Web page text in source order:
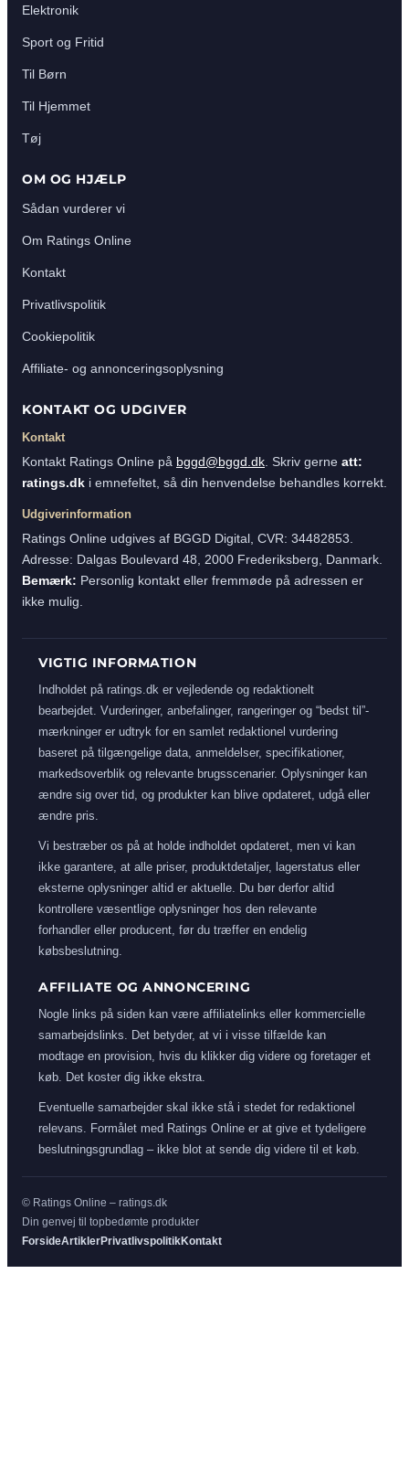
Elektronik
Sport og Fritid
Til Børn
Til Hjemmet
Tøj
OM OG HJÆLP
Sådan vurderer vi
Om Ratings Online
Kontakt
Privatlivspolitik
Cookiepolitik
Affiliate- og annonceringsoplysning
KONTAKT OG UDGIVER
Kontakt
Kontakt Ratings Online på bggd@bggd.dk . Skriv gerne att:
ratings.dk i emnefeltet, så din henvendelse behandles korrekt.
Udgiverinformation
Ratings Online udgives af BGGD Digital, CVR: 34482853.
Adresse: Dalgas Boulevard 48, 2000 Frederiksberg, Danmark.
Bemærk: Personlig kontakt eller fremmøde på adressen er
ikke mulig.
VIGTIG INFORMATION
Indholdet på ratings.dk er vejledende og redaktionelt
bearbejdet. Vurderinger, anbefalinger, rangeringer og “bedst til”-
mærkninger er udtryk for en samlet redaktionel vurdering
baseret på tilgængelige data, anmeldelser, specifikationer,
markedsoverblik og relevante brugsscenarier. Oplysninger kan
ændre sig over tid, og produkter kan blive opdateret, udgå eller
ændre pris.
Vi bestræber os på at holde indholdet opdateret, men vi kan
ikke garantere, at alle priser, produktdetaljer, lagerstatus eller
eksterne oplysninger altid er aktuelle. Du bør derfor altid
kontrollere væsentlige oplysninger hos den relevante
forhandler eller producent, før du træffer en endelig
købsbeslutning.
AFFILIATE OG ANNONCERING
Nogle links på siden kan være affiliatelinks eller kommercielle
samarbejdslinks. Det betyder, at vi i visse tilfælde kan
modtage en provision, hvis du klikker dig videre og foretager et
køb. Det koster dig ikke ekstra.
Eventuelle samarbejder skal ikke stå i stedet for redaktionel
relevans. Formålet med Ratings Online er at give et tydeligere
beslutningsgrundlag – ikke blot at sende dig videre til et køb.
© Ratings Online – ratings.dk
Din genvej til topbedømte produkter
ForsideArtiklerPrivatlivspolitikKontakt